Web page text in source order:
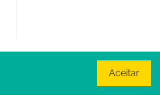
Aceitar